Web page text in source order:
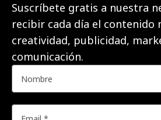
Suscríbete gratis a nuestra
recibir cada día el contenido
creatividad, publicidad,
comunicación.